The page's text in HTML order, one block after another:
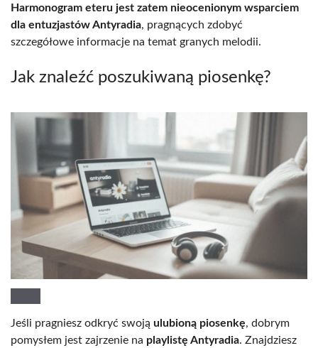
Harmonogram eteru jest zatem nieocenionym wsparciem
dla entuzjastów Antyradia, pragnących zdobyć
szczegółowe informacje na temat granych melodii.
Jak znaleźć poszukiwaną piosenkę?
Jeśli pragniesz odkryć swoją ulubioną piosenkę, dobrym
pomysłem jest zajrzenie na playlistę Antyradia. Znajdziesz